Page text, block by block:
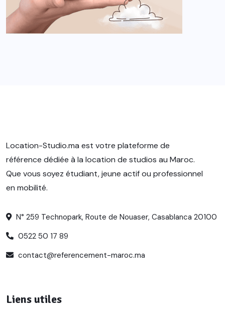
Location-Studio.ma est votre plateforme de
référence dédiée à la location de studios au Maroc.
Que vous soyez étudiant, jeune actif ou professionnel
en mobilité.
N° 259 Technopark, Route de Nouaser, Casablanca 20100
0522 50 17 89
contact@referencement-maroc.ma
Liens utiles